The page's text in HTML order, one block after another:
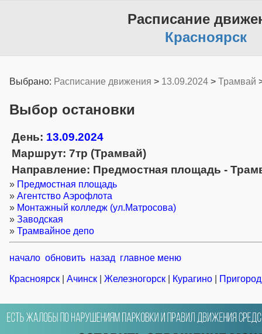
Расписание
Красноярск
Выбрано: Расписание движения > 13.09.2024 > Трамвай
Выбор остановки
День: 13.09.2024
Маршрут: 7тр (Трамвай)
Направление: Предмостная площадь -
» Предмостная площадь
» Агентство Аэрофлота
» Монтажный колледж (ул.Матросова)
» Заводская
» Трамвайное депо
начало обновить назад главное меню
Красноярск Ачинск Железногорск Курагино